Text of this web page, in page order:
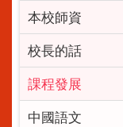
本校師資
校長的話
課程發展
中國語文